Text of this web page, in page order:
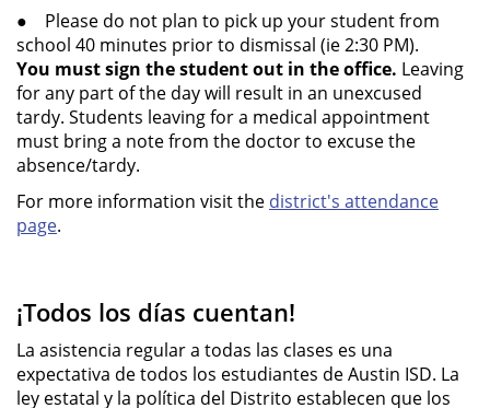
● Please do not plan to pick up your student from
school 40 minutes prior to dismissal (ie 2:30 PM).
You must sign the student out in the office. Leaving
for any part of the day will result in an unexcused
tardy. Students leaving for a medical appointment
must bring a note from the doctor to excuse the
absence/tardy.
For more information visit the district's attendance
page.
¡Todos los días cuentan!
La asistencia regular a todas las clases es una
expectativa de todos los estudiantes de Austin ISD. La
ley estatal y la política del Distrito establecen que los